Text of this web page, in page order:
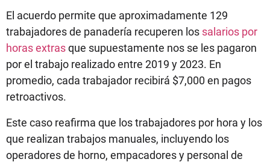
El acuerdo permite que aproximadamente 129
trabajadores de panadería recuperen los salarios por
horas extrasque supuestamente nos se les pagaron
por el trabajo realizado entre 2019 y 2023. En
promedio, cada trabajador recibirá $7,000 en pagos
retroactivos.
Este caso reafirma que los trabajadores por hora y los
que realizan trabajos manuales, incluyendo los
operadores de horno, empacadores y personal de